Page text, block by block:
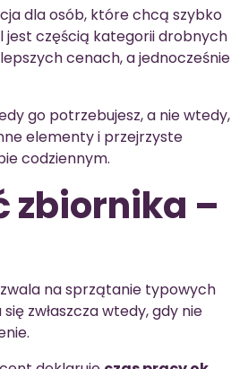
dla osób, które chcą szybko
jest częścią kategorii drobnych
cenach, a jednocześnie
go potrzebujesz, a nie wtedy,
elementy i przejrzyste
codziennym.
zbiornika –
na sprzątanie typowych
zwłaszcza wtedy, gdy nie